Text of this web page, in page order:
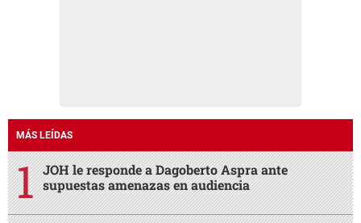
MÁS LEÍDAS
JOH le responde a Dagoberto Aspra ante
supuestas amenazas en audiencia